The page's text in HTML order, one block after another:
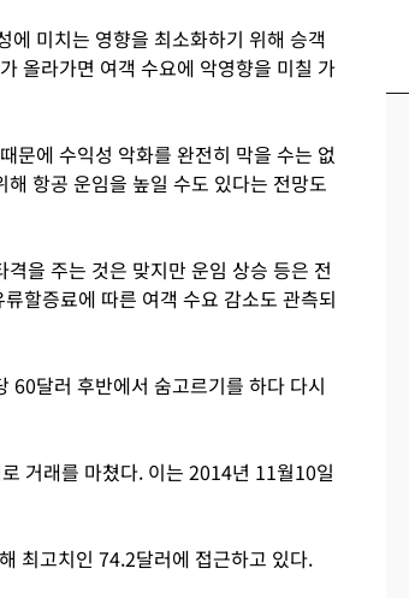
미치는 영향을 최소화하기 위해 승객
올라가면 여객 수요에 악영향을 미칠 가
문에 수익성 악화를 완전히 막을 수는 없
항공 운임을 높일 수도 있다는 전망도
을 주는 것은 맞지만 운임 상승 등은 전
할증료에 따른 여객 수요 감소도 관측되
60달러 후반에서 숨고르기를 하다 다시
거래를 마쳤다. 이는 2014년 11월10일
최고치인 74.2달러에 접근하고 있다.